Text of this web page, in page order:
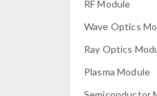
RF Module
Wave Optics
Ray Optics
Plasma Module